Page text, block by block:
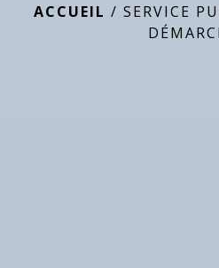
ACCUEIL / SERVICE